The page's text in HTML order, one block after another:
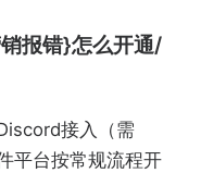
报错}怎么开通/
接入（需
平台按常规流程开